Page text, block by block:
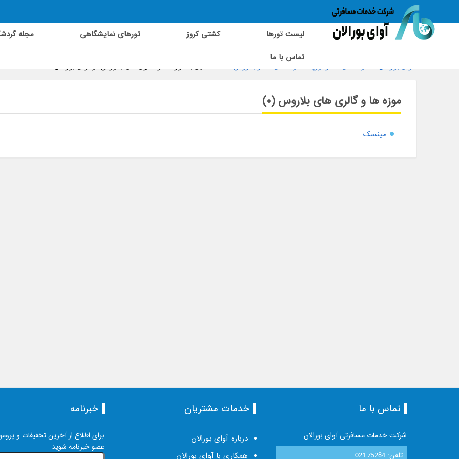
موزه ها و گالری های بلاروس (0)
مینسک
لیست تورها کشتی کروز تورهای نمایشگاهی
مجله
تماس با ما
تماس با ما
شرکت خدمات مسافرتی آوای بورالان
تلفن: 021 75284
خدمات مشتریان
درباره آوای بورالان
همکاری با آوای بورالان
خبرنامه
برای اطلاع از آخرین تخفیفات و
عضو خبرنامه شوید